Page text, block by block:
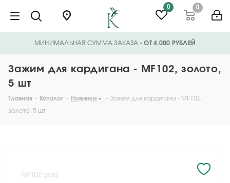
0 0
МИНИМАЛЬНАЯ СУММА ЗАКАЗА - ОТ 4.000 РУБЛЕЙ
Зажим для кардигана - MF102, золото,
5 шт
Главная - Каталог - Новинки - Зажим для кардигана - MF102,
золото, 5 шт